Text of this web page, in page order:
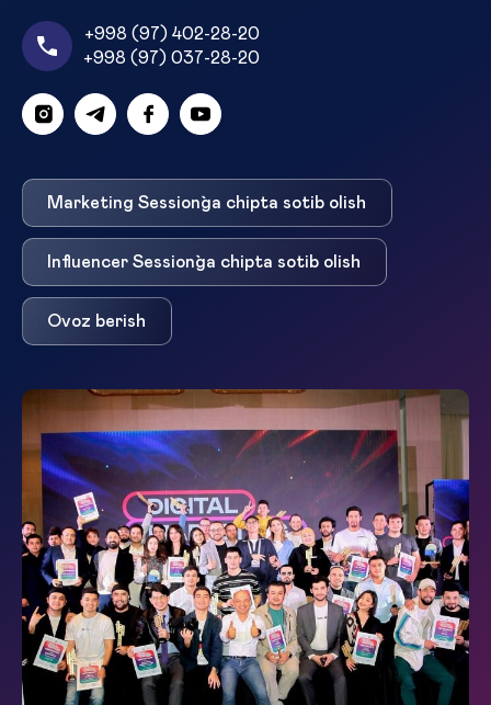
+998 (97) 402-28-20
+998 (97) 037-28-20
Marketing Session`ga chipta sotib olish
Influencer Session`ga chipta sotib olish
Ovoz berish